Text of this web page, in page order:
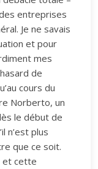
entreprises
Je ne savais
et pour
mes
de
cours du
Norberto, un
le début de
n’est plus
que ce soit.
et cette